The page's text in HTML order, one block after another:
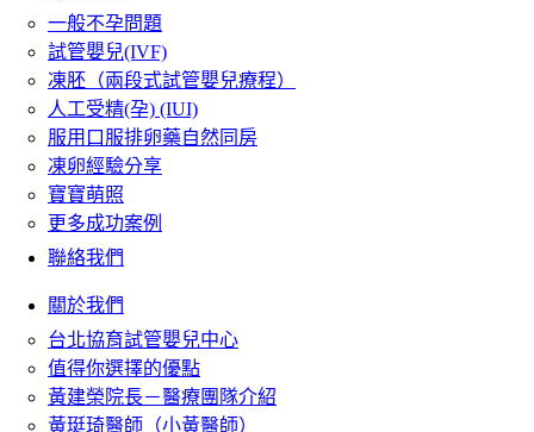
一般不孕問題
試管嬰兒(IVF)
凍胚（兩段式試管嬰兒療程）
人工受精(孕) (IUI)
服用口服排卵藥自然同房
凍卵經驗分享
寶寶萌照
更多成功案例
聯絡我們
關於我們
台北協育試管嬰兒中心
值得你選擇的優點
黃建榮院長－醫療團隊介紹
黃珽琦醫師（小黃醫師）